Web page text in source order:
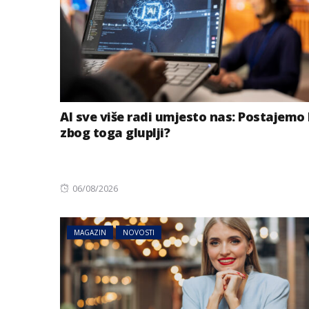
AI sve više radi umjesto nas: Postajemo
zbog toga gluplji?
Posted
06/08/2026
MAGAZIN NOVOSTI
niskog